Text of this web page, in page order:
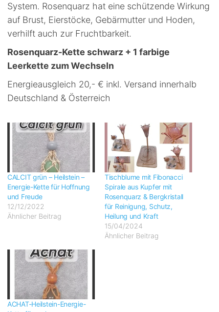
System. Rosenquarz hat eine schützende Wirkung
auf Brust, Eierstöcke, Gebärmutter und Hoden,
verhilft auch zur Fruchtbarkeit.
Rosenquarz-Kette schwarz + 1 farbige
Leerkette zum Wechseln
Energieausgleich 20,- € inkl. Versand innerhalb
Deutschland & Österreich
CALCIT grün – Heilstein –
Energie-Kette für Hoffnung
und Freude
12/12/2022
Ähnlicher Beitrag
Tischblume mit Fibonacci
Spirale aus Kupfer mit
Rosenquarz & Bergkristall
für Reinigung, Schutz,
Heilung und Kraft
15/04/2024
Ähnlicher Beitrag
ACHAT-Heilstein-Energie-